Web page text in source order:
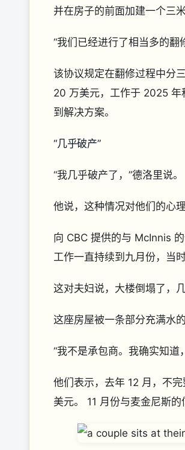
并在房子的前面加建一个三
“我们已经进行了相当多的翻
该协议规定在翻修过程中分
20 万美元，工作于 2025 年
到解决方案。
“几乎破产”
“我几乎破产了，”德洛里说。
他说，这种情况对他们的心
向 CBC 提供的与 McInnis
工作一直持续到九月份，当
这对夫妇说，大楼倒塌了，
这座房屋被一条部分充满水
“我不是承包商。我确实知道
他们表示，去年 12 月，不
美元。 11 月份与麦金尼斯